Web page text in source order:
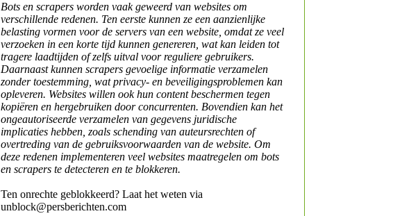
Bots en scrapers worden vaak geweerd van websites om
verschillende redenen. Ten eerste kunnen ze een aanzienlijke
belasting vormen voor de servers van een website, omdat ze veel
verzoeken in een korte tijd kunnen genereren, wat kan leiden tot
tragere laadtijden of zelfs uitval voor reguliere gebruikers.
Daarnaast kunnen scrapers gevoelige informatie verzamelen
zonder toestemming, wat privacy- en beveiligingsproblemen kan
opleveren. Websites willen ook hun content beschermen tegen
kopiëren en hergebruiken door concurrenten. Bovendien kan het
ongeautoriseerde verzamelen van gegevens juridische
implicaties hebben, zoals schending van auteursrechten of
overtreding van de gebruiksvoorwaarden van de website. Om
deze redenen implementeren veel websites maatregelen om bots
en scrapers te detecteren en te blokkeren.
Ten onrechte geblokkeerd? Laat het weten via
unblock@persberichten.com